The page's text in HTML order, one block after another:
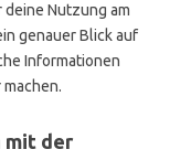
Nutzung am
genauer Blick auf
Informationen
mit der